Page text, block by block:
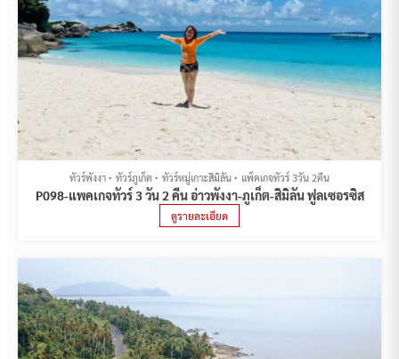
ทัวร์พังงา ทัวร์ภูเก็ต ทัวร์หมู่เกาะสิมิลัน แพ็คเกจทัวร์ 3วัน 2คืน
P098-แพคเกจทัวร์ 3 วัน 2 คืน อ่าวพังงา-ภูเก็ต-สิมิลัน ฟูลเซอรซิส
ดูรายละเอียด